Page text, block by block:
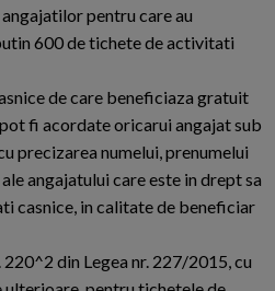
pentru care au
600 de tichete de activitati
de care beneficiaza gratuit
fi acordate oricarui angajat sub
precizarea numelui, prenumelui
angajatului care este in drept sa
casnice, in calitate de beneficiar
din Legea nr. 227/2015, cu